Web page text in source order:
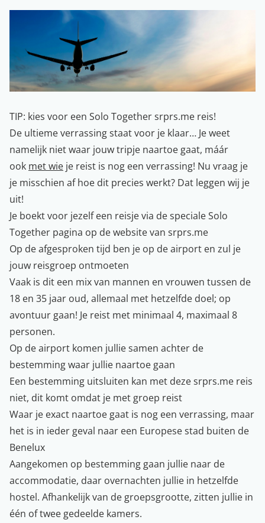
TIP: kies voor een Solo Together srprs.me reis!
De ultieme verrassing staat voor je klaar… Je weet
namelijk niet waar jouw tripje naartoe gaat, máár
ook met wie je reist is nog een verrassing! Nu vraag je
je misschien af hoe dit precies werkt? Dat leggen wij je
uit!
Je boekt voor jezelf een reisje via de specialeSolo
Together pagina op de website van srprs.me
Op de afgesproken tijd ben je op de airport en zul je
jouw reisgroep ontmoeten
Vaak is dit een mix van mannen en vrouwen tussen de
18 en 35 jaar oud, allemaal met hetzelfde doel; op
avontuur gaan! Je reist met minimaal 4, maximaal 8
personen.
Op de airport komen jullie samen achter de
bestemming waar jullie naartoe gaan
Een bestemming uitsluiten kan met deze srprs.me reis
niet, dit komt omdat je met groep reist
Waar je exact naartoe gaat is nog een verrassing, maar
het is in ieder geval naar een Europese stad buiten de
Benelux
Aangekomen op bestemming gaan jullie naar de
accommodatie, daar overnachten jullie in hetzelfde
hostel. Afhankelijk van de groepsgrootte, zitten jullie in
één of twee gedeelde kamers.